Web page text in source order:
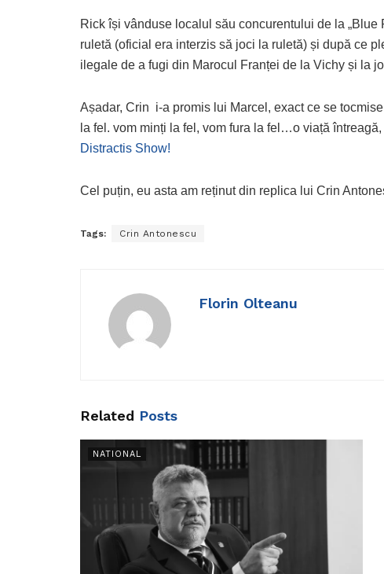
Rick își vânduse localul său concurentului de la
ruletă (oficial era interzis să joci la ruletă) și după ce
ilegale de a fugi din Marocul Franței de la Vichy și la
Așadar, Crin i-a promis lui Marcel, exact ce se
la fel. vom minți la fel, vom fura la fel…o viață
Distractis Show!
Cel puțin, eu asta am reținut din replica lui Crin
Tags: Crin Antonescu
Florin Olteanu
Related Posts
NATIONAL